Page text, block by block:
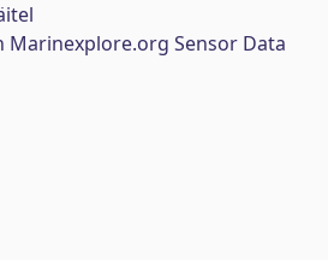
Sensor Data